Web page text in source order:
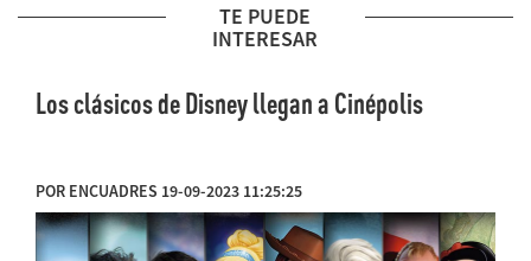
TE PUEDE
INTERESAR
Los clásicos de Disney llegan a Cinépolis
POR ENCUADRES 19-09-2023 11:25:25